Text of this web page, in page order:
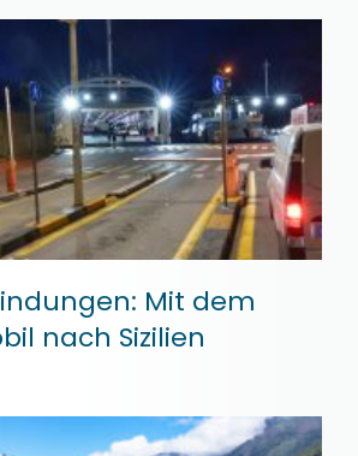
Mit dem
nach Sizilien